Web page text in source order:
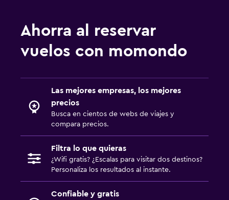
Ahorra al reservar
vuelos con momondo
Las mejores empresas, los mejores
precios
Busca en cientos de webs de viajes y
compara precios.
Filtra lo que quieras
¿Wifi gratis? ¿Escalas para visitar dos destinos?
Personaliza los resultados al instante.
Confiable y gratis